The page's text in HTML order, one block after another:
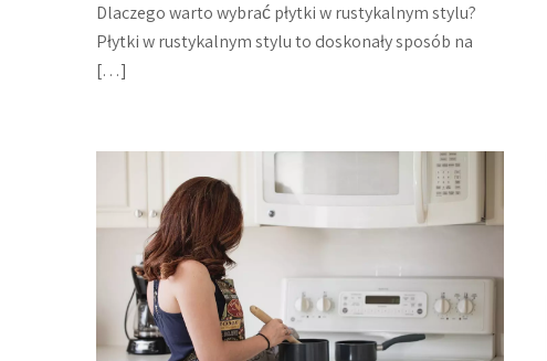
Dlaczego warto wybrać płytki w rustykalnym stylu?
Płytki w rustykalnym stylu to doskonały sposób na
[…]